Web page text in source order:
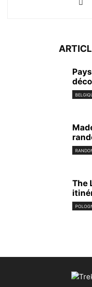
The